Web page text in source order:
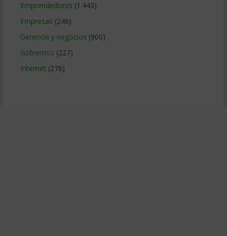
Emprendedores (1.443)
Empresas (246)
Gerencia y negocios (900)
Gobiernos (227)
Internet (276)